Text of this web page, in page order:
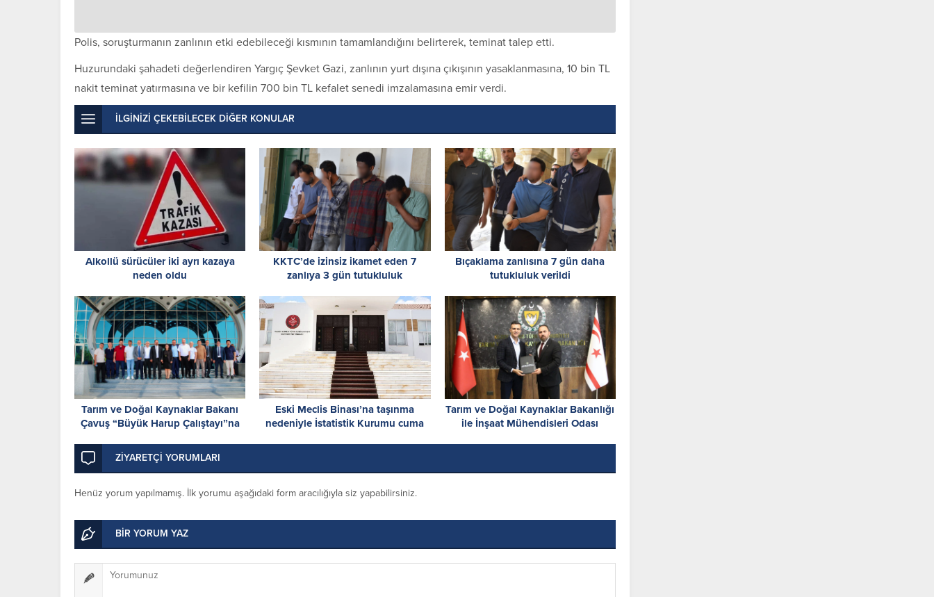
Polis, soruşturmanın zanlının etki edebileceği kısmının tamamlandığını belirterek, teminat talep etti.
Huzurundaki şahadeti değerlendiren Yargıç Şevket Gazi, zanlının yurt dışına çıkışının yasaklanmasına, 10 bin TL
nakit teminat yatırmasına ve bir kefilin 700 bin TL kefalet senedi imzalamasına emir verdi.
İLGİNİZİ ÇEKEBİLECEK DİĞER KONULAR
Alkollü sürücüler iki ayrı kazaya
neden oldu
KKTC’de izinsiz ikamet eden 7
zanlıya 3 gün tutukluluk
Bıçaklama zanlısına 7 gün daha
tutukluluk verildi
Tarım ve Doğal Kaynaklar Bakanı
Çavuş “Büyük Harup Çalıştayı”na
Eski Meclis Binası’na taşınma
nedeniyle İstatistik Kurumu cuma
Tarım ve Doğal Kaynaklar Bakanlığı
ile İnşaat Mühendisleri Odası
ZİYARETÇİ YORUMLARI
Henüz yorum yapılmamış. İlk yorumu aşağıdaki form aracılığıyla siz yapabilirsiniz.
BİR YORUM YAZ